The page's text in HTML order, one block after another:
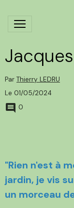
Par Thierry LEDRU
Le 01/05/2024
0
"Rien n'est à
jardin, je vis
un morceau